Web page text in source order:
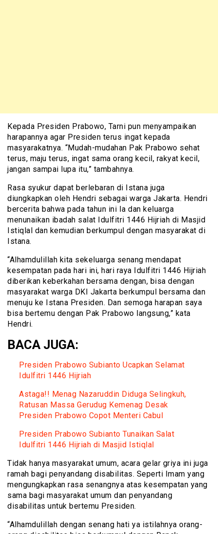
Kepada Presiden Prabowo, Tarni pun menyampaikan
harapannya agar Presiden terus ingat kepada
masyarakatnya. “Mudah-mudahan Pak Prabowo sehat
terus, maju terus, ingat sama orang kecil, rakyat kecil,
jangan sampai lupa itu,” tambahnya.
Rasa syukur dapat berlebaran di Istana juga
diungkapkan oleh Hendri sebagai warga Jakarta. Hendri
bercerita bahwa pada tahun ini Ia dan keluarga
menunaikan ibadah salat Idulfitri 1446 Hijriah di Masjid
Istiqlal dan kemudian berkumpul dengan masyarakat di
Istana.
“Alhamdulillah kita sekeluarga senang mendapat
kesempatan pada hari ini, hari raya Idulfitri 1446 Hijriah
diberikan keberkahan bersama dengan, bisa dengan
masyarakat warga DKI Jakarta berkumpul bersama dan
menuju ke Istana Presiden. Dan semoga harapan saya
bisa bertemu dengan Pak Prabowo langsung,” kata
Hendri.
BACA JUGA:
Presiden Prabowo Subianto Ucapkan Selamat
Idulfitri 1446 Hijriah
Astaga!! Menag Nazaruddin Diduga Selingkuh,
Ratusan Massa Gerudug Kemenag Desak
Presiden Prabowo Copot Menteri Cabul
Presiden Prabowo Subianto Tunaikan Salat
Idulfitri 1446 Hijriah di Masjid Istiqlal
Tidak hanya masyarakat umum, acara gelar griya ini juga
ramah bagi penyandang disabilitas. Seperti Imam yang
mengungkapkan rasa senangnya atas kesempatan yang
sama bagi masyarakat umum dan penyandang
disabilitas untuk bertemu Presiden.
“Alhamdulillah dengan senang hati ya istilahnya orang-